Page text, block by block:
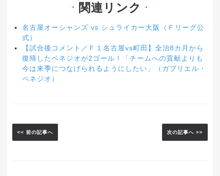
▼ 関連リンク ▼
名古屋オーシャンズ vs シュライカー大阪（Ｆリーグ公
式）
【試合後コメント／Ｆ１名古屋vs町田】全治8カ月から
復帰したペネジオが2ゴール！「チームへの貢献よりも
今は来季につなげられるようにしたい」（ガブリエル・
ペネジオ）
<< 前の記事へ 次の記事へ >>